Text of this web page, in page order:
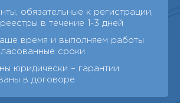
обязательные к регистрации,
в течение 1-3 дней
время и выполняем работы
сроки
юридически – гарантии
в договоре